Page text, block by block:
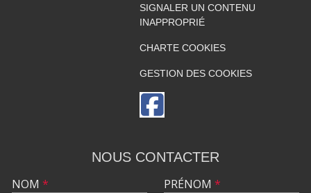
SIGNALER UN CONTENU
INAPPROPRIÉ
CHARTE COOKIES
GESTION DES COOKIES
NOUS CONTACTER
NOM * PRÉNOM *